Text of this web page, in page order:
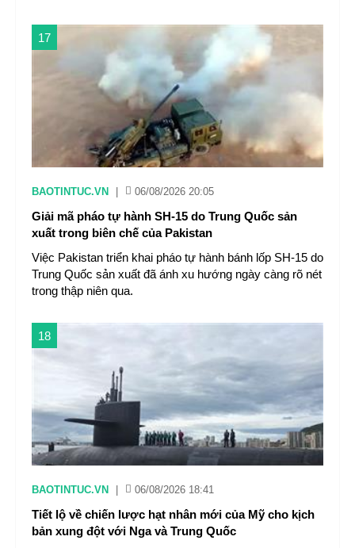
17
BAOTINTUC.VN 06/08/2026 20:05
Giải mã pháo tự hành SH-15 do Trung Quốc sản
xuất trong biên chế của Pakistan
Việc Pakistan triển khai pháo tự hành bánh lốp SH-15 do
Trung Quốc sản xuất đã ánh xu hướng ngày càng rõ nét
trong thập niên qua.
18
BAOTINTUC.VN 06/08/2026 18:41
Tiết lộ về chiến lược hạt nhân mới của Mỹ cho kịch
bản xung đột với Nga và Trung Quốc